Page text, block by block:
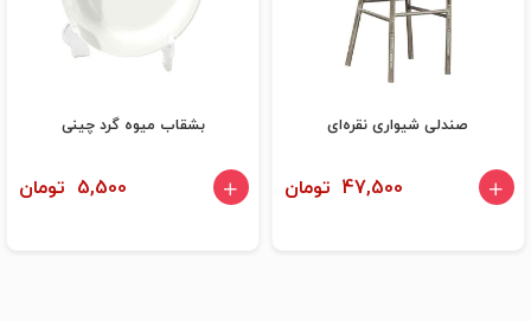
صندلی شیواری نقره‌ای
47,500 تومان
بشقاب میوه گرد چینی
5,500 تومان